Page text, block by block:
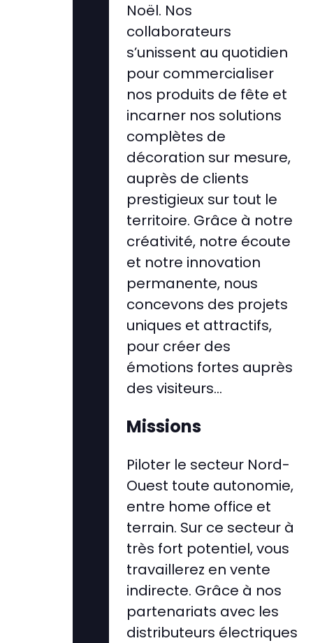
Noël. Nos
collaborateurs
s’unissent au quotidien
pour commercialiser
nos produits de fête et
incarner nos solutions
complètes de
décoration sur mesure,
auprès de clients
prestigieux sur tout le
territoire. Grâce à notre
créativité, notre écoute
et notre innovation
permanente, nous
concevons des projets
uniques et attractifs,
pour créer des
émotions fortes auprès
des visiteurs…
Missions
Piloter le secteur Nord-
Ouest toute autonomie,
entre home office et
terrain. Sur ce secteur à
très fort potentiel, vous
travaillerez en vente
indirecte. Grâce à nos
partenariats avec les
distributeurs électriques